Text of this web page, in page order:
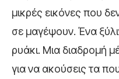
μικρές εικόνες που
σε μαγέψουν. Ένα
ρυάκι. Μια διαδρομή
για να ακούσεις τα